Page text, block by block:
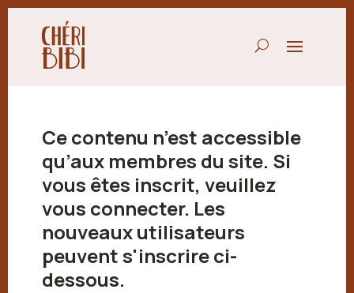
Ce contenu n’est accessible
qu’aux membres du site. Si
vous êtes inscrit, veuillez
vous connecter. Les
nouveaux utilisateurs
peuvent s'inscrire ci-
dessous.